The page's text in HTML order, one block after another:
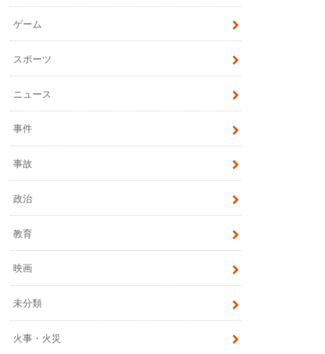
ゲーム
スポーツ
ニュース
事件
事故
政治
教育
映画
未分類
火事・火災